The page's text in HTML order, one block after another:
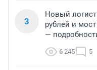
3
Новый
рублей и
—
6 245 5